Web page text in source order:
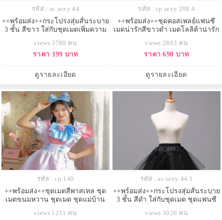
รหัส : ac sexy 44
++พร้อมส่ง++กระโปรงสุ่มสั้นระบาย
3 ชั้น สีขาว ใส่กับชุดเมดเพิ่มความ
views 3780 คน
ราคา 199 บาท
ดูรายละเอียด
รหัส : cp sexy 208.4
++พร้อมส่ง++ชุดคอสเพลย์แฟนซี
เมดน่ารักสีขาวดำ เมดโลลิต้าน่ารัก
views 2863 คน
ราคา 690 บาท
ดูรายละเอียด
รหัส : cp 140
++พร้อมส่ง++ชุดเมดสีพาสเทล ชุด
เมดขนมหวาน ชุดเมด ชุดแม่บ้าน
views 1211 คน
รหัส : ac sexy 44.1
++พร้อมส่ง++กระโปรงสุ่มสั้นระบาย
3 ชั้น สีดำ ใส่กับชุดเมด ชุดแฟนซี
views 3026 คน